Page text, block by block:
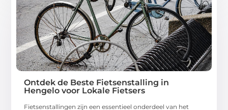
Ontdek de Beste Fietsenstalling in
Hengelo voor Lokale Fietsers
Fietsenstallingen zijn een essentieel onderdeel van het